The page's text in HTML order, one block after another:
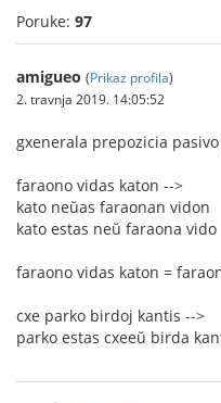
Poruke: 97
amigueo (Prikaz profila)
2. travnja 2019. 14:05:52
gxenerala prepozicia pasivo
faraono vidas katon -->
kato neŭas faraonan vidon
kato estas neŭ faraona vido
faraono vidas katon =
cxe parko birdoj kantis -->
parko estas cxeeŭ birda